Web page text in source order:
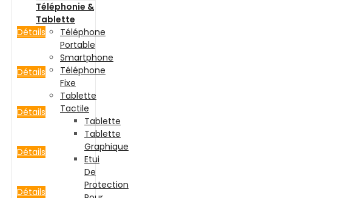
Téléphonie &
Tablette
Téléphone
Portable
Smartphone
Téléphone
Fixe
Tablette
Tactile
Tablette
Tablette
Graphique
Etui
De
Protection
Détails
Détails
Détails
Détails
Détails